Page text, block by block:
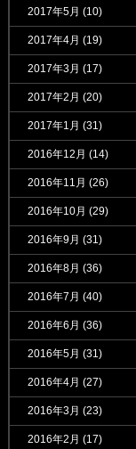
2017年5月 (10)
2017年4月 (19)
2017年3月 (17)
2017年2月 (20)
2017年1月 (31)
2016年12月 (14)
2016年11月 (26)
2016年10月 (29)
2016年9月 (31)
2016年8月 (36)
2016年7月 (40)
2016年6月 (36)
2016年5月 (31)
2016年4月 (27)
2016年3月 (23)
2016年2月 (17)